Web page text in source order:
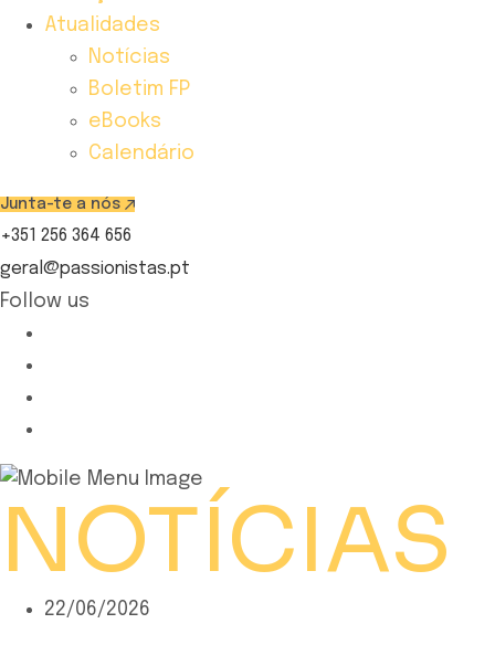
Atualidades
Notícias
Boletim FP
eBooks
Calendário
Junta-te a nós
+351 256 364 656
geral@passionistas.pt
Follow us
NOTÍCIAS
22/06/2026